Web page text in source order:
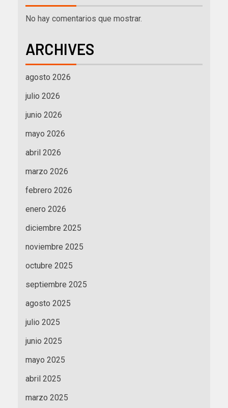
No hay comentarios que mostrar.
ARCHIVES
agosto 2026
julio 2026
junio 2026
mayo 2026
abril 2026
marzo 2026
febrero 2026
enero 2026
diciembre 2025
noviembre 2025
octubre 2025
septiembre 2025
agosto 2025
julio 2025
junio 2025
mayo 2025
abril 2025
marzo 2025